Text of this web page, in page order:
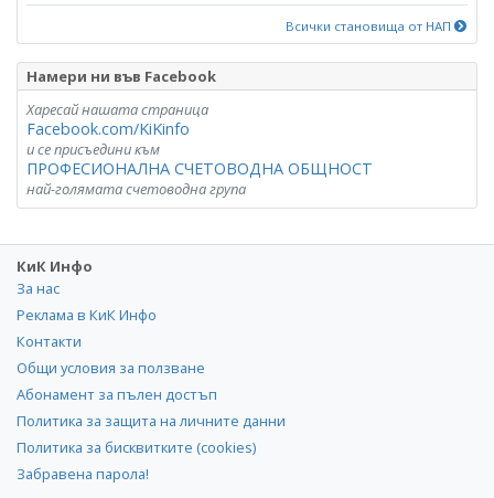
Всички становища от НАП
Намери ни във Facebook
Харесай нашата страница
Facebook.com/KiKinfo
и се присъедини към
ПРОФЕСИОНАЛНА СЧЕТОВОДНА ОБЩНОСТ
най-голямата счетоводна група
КиК Инфо
За нас
Реклама в КиК Инфо
Контакти
Общи условия за ползване
Абонамент за пълен достъп
Политика за защита на личните данни
Политика за бисквитките (cookies)
Забравена парола!